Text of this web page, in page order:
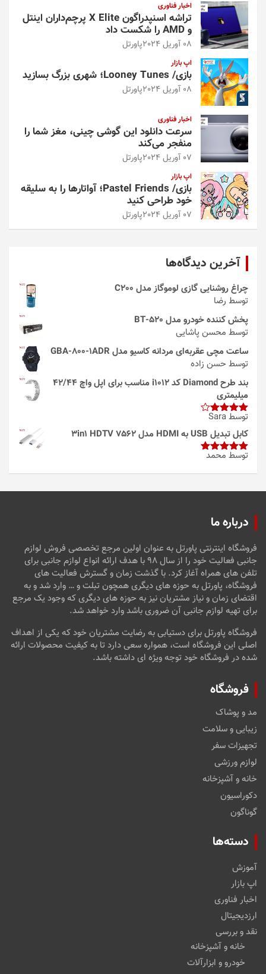
اخبار فناوری
تراشه اسنپدراگون X Elite پرچم‌داران اینتل
و AMD را شکست داد
08 آوریل 2024 پاورتل
اپ بازار
بازی/ Looney Tunes؛ شهری بزرگ بسازید
08 آوریل 2024 پاورتل
اخبار فناوری
سرعت دانلود این گوشی چینی، مغز شما را
منفجر می‌کند
07 آوریل 2024 پاورتل
اپ بازار
بازی/ Pastel Friends؛ آواتارها را به سلیقه
خود طراحی کنید
07 آوریل 2024 پاورتل
آخرین دیدگاه‌ها
چراغ روشنایی گازی لوموگاز مدل C200
توسط رضا
پخش کننده خودرو مدل 520-BT
توسط محسن پاشایی
ساعت مچی عقربه‌ای مردانه کاسیو مدل GBA-800-1ADR
توسط حسن زاده
بند طرح Diamond کد i1012 مناسب برای اپل واچ 42/44
میلیمتری
امتیاز4
از 5
توسط Sara
کابل تبدیل USB به HDMI مدل 3in1 HDTV 7562
امتیاز5از
توسط محمد
درباره ما
فروشگاه اینترنتی پاورتل به عنوان اولین مرجع تخصصی فروش لوازم
جانبی فعالیت خود را از سال ۹۸ با هدف ارائه انواع لوازم جانبی برای
تلفن های همراه آغاز کرد. با گذشت زمان و گسترش فعالیت های
فروشگاه، پاورتل به حوزه های دیگری همچون تبلت و … وارد شد و به
اقتضای زمان و نیاز مشتریان نیز به حوزه های دیگری که وجود یک مرجع
برای تهیه لوازم جانبی آن ضروری باشد وارد خواهد شد.
فروشگاه پاورتل برای دستیابی به رضایت مشتریان خود که یکی از اهداف
اصلی این فروشگاه است، همواره سعی دارد تا به کیفیت محصولات ارائه
شده در فروشگاه خود توجه ویژه ای داشته باشد.
فروشگاه
مد و پوشاک
زیبایی و سلامت
تجهیزات سفر
لوازم ورزشی
خانه و آشپزخانه
دکوراسیون
گوناگون
دسته‌ها
آموزش
اپ بازار
اخبار فناوری
ارزدیجیتال
نقد و بررسی
خانه و آشپزخانه
خودرو و ابزارآلات